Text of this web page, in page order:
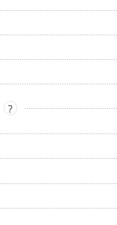
?